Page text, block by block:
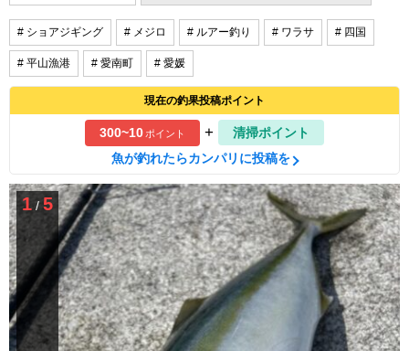
# ショアジギング # メジロ # ルアー釣り # ワラサ # 四国
# 平山漁港 # 愛南町 # 愛媛
現在の釣果投稿ポイント
300~10ポイント +
清掃ポイント
魚が釣れたらカンパリに投稿を
1 / 5